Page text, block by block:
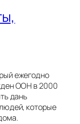
ежегодно
ООН в 2000
дань
которые